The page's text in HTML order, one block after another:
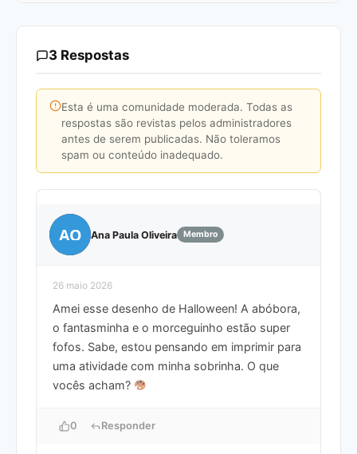
3 Respostas
Esta é uma comunidade moderada. Todas as
respostas são revistas pelos administradores
antes de serem publicadas. Não toleramos
spam ou conteúdo inadequado.
AO Ana Paula Oliveira Membro
26 maio 2026
Amei esse desenho de Halloween! A abóbora,
o fantasminha e o morceguinho estão super
fofos. Sabe, estou pensando em imprimir para
uma atividade com minha sobrinha. O que
vocês acham?
0 Responder